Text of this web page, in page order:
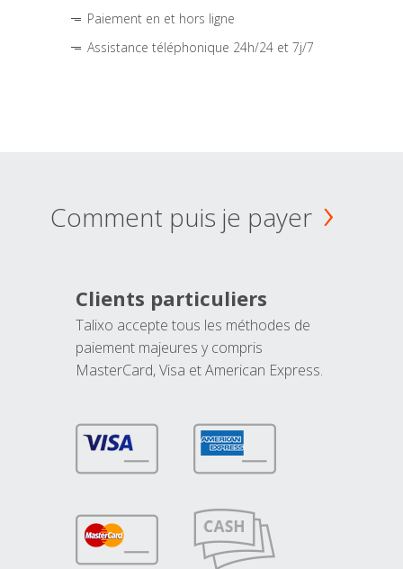
Paiement en et hors ligne
Assistance téléphonique 24h/24 et 7j/7
Comment puis je payer
Clients particuliers
Talixo accepte tous les méthodes de
paiement majeures y compris
MasterCard, Visa et American Express.